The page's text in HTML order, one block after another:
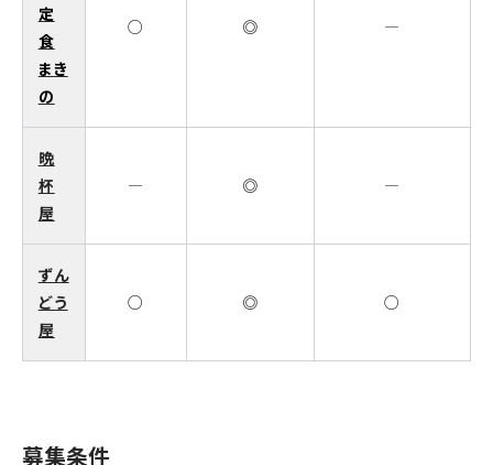
定
食
まき
の
○ ◎ ―
晩
杯
屋
― ◎ ―
ずん
どう
屋
○ ◎ ○
募集条件